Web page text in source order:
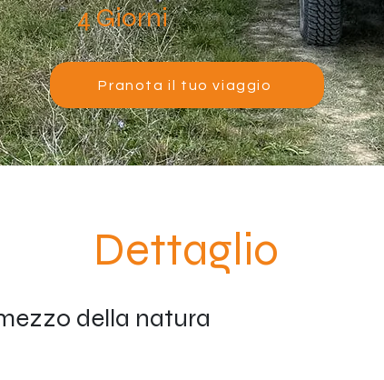
4 Giorni
Pranota il tuo viaggio
Dettaglio
della natura